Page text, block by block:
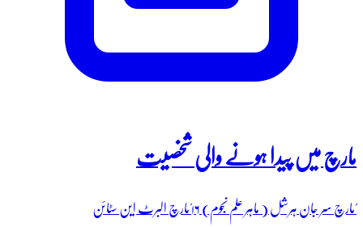
مارچ میں پیدا ہونے والی شخصیت
؍مارچ سر جان ہرشل ( ماہر علم نجوم) ۱۶؍مارچ البرٹ این سٹائن